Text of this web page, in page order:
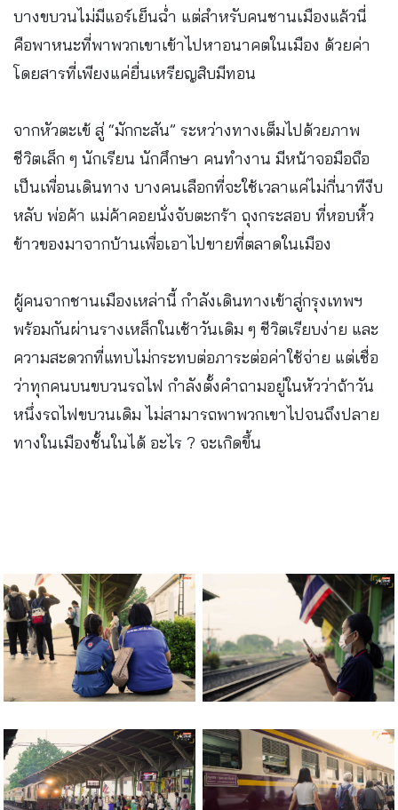
บางขบวนไม่มีแอร์เย็นฉ่ำ แต่สำหรับคนชานเมืองแล้วนี่
คือพาหนะที่พาพวกเขาเข้าไปหาอนาคตในเมือง ด้วยค่า
โดยสารที่เพียงแค่ยื่นเหรียญสิบมีทอน
จากหัวตะเข้ สู่ “มักกะสัน” ระหว่างทางเต็มไปด้วยภาพ
ชีวิตเล็ก ๆ นักเรียน นักศึกษา คนทำงาน มีหน้าจอมือถือ
เป็นเพื่อนเดินทาง บางคนเลือกที่จะใช้เวลาแค่ไม่กี่นาทีงีบ
หลับ พ่อค้า แม่ค้าคอยนั่งจับตะกร้า ถุงกระสอบ ที่หอบหิ้ว
ข้าวของมาจากบ้านเพื่อเอาไปขายที่ตลาดในเมือง
ผู้คนจากชานเมืองเหล่านี้ กำลังเดินทางเข้าสู่กรุงเทพฯ
พร้อมกันผ่านรางเหล็กในเช้าวันเดิม ๆ ชีวิตเรียบง่าย และ
ความสะดวกที่แทบไม่กระทบต่อภาระต่อค่าใช้จ่าย แต่เชื่อ
ว่าทุกคนบนขบวนรถไฟ กำลังตั้งคำถามอยู่ในหัวว่าถ้าวัน
หนึ่งรถไฟขบวนเดิม ไม่สามารถพาพวกเขาไปจนถึงปลาย
ทางในเมืองชั้นในได้ อะไร ? จะเกิดขึ้น